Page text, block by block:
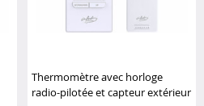
Thermomètre avec horloge
radio-pilotée et capteur extérieur